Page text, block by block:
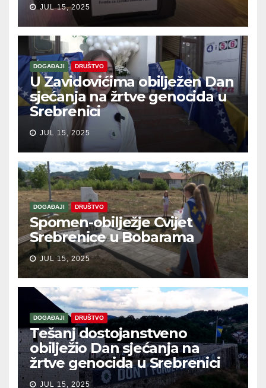
JUL 15, 2025
DOGAĐAJI DRUŠTVO
U Zavidovićima obilježen Dan
sjećanja na žrtve genocida u
Srebrenici
JUL 15, 2025
DOGAĐAJI DRUŠTVO
Spomen-obilježje Cvijet
Srebrenice u Bobarama
JUL 15, 2025
DOGAĐAJI DRUŠTVO
Tešanj dostojanstveno
obilježio Dan sjećanja na
žrtve genocida u Srebrenici
JUL 15, 2025